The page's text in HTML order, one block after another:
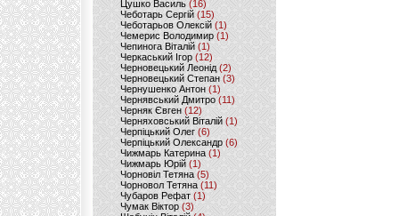
Цушко Василь (16)
Чеботарь Сергій (15)
Чеботарьов Олексій (1)
Чемерис Володимир (1)
Чепинога Віталій (1)
Черкаський Ігор (12)
Черновецький Леонід(2)
Черновецький Степан (3)
Чернушенко Антон (1)
Чернявський Дмитро(11)
Черняк Євген(12)
Черняховський Віталій (1)
Черпіцький Олег (6)
Черпіцький Олександр (6)
Чижмарь Катерина (1)
Чижмарь Юрій (1)
Чорновіл Тетяна (5)
Чорновол Тетяна (11)
Чубаров Рефат (1)
Чумак Віктор(3)